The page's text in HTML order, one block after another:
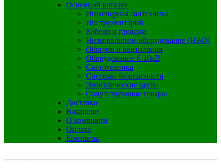
Основной каталог
Инженерная сантехника
Инструментарий
Кабели и провода
Низковольтное оборудование (НВО)
Обогрев и вентиляция
Оборудование 6-10кВ
Светотехника
Системы безопасности
Электрические щиты
Сопутствующие товары
Доставка
Вакансии
О компании
Оплата
Контакты